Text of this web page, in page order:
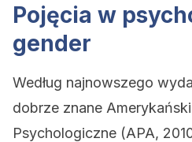
Pojęcia w
gender
Według najnowszego
dobrze znane
Psychologiczne (APA,